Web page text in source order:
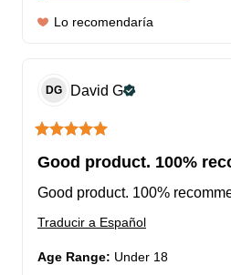
Lo recomendaría
DG David G
Good product. 100%
Good product. 100%
Traducir a Español
Age Range: Under 18